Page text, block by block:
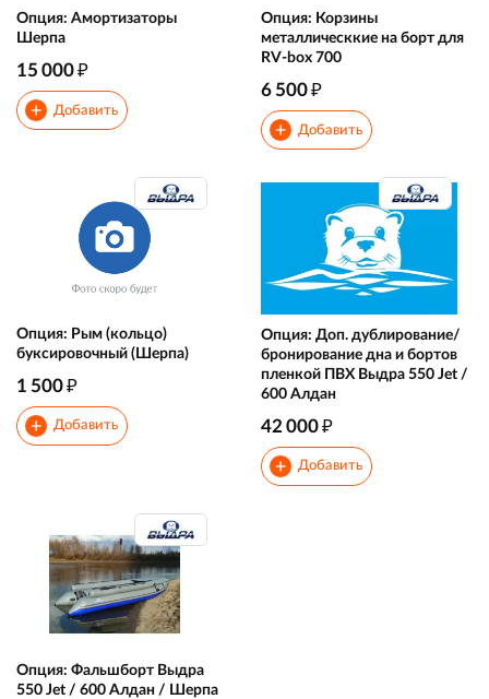
Опция: Амортизаторы
Шерпа
15 000₽
+ Добавить
Опция: Корзины
металлическкие на борт для
RV-box 700
6 500₽
+ Добавить
Опция: Рым (кольцо)
буксировочный (Шерпа)
1 500₽
+ Добавить
Опция: Доп. дублирование/
бронирование дна и бортов
пленкой ПВХ Выдра 550 Jet /
600 Алдан
42 000₽
+ Добавить
Опция: Фальшборт Выдра
550 Jet / 600 Алдан / Шерпа